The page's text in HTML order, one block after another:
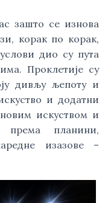
зашто се изнова
корак по корак,
дио су пута
Проклетије су
дивљу љепоту и
и додатни
искуством и
планини,
изазове –